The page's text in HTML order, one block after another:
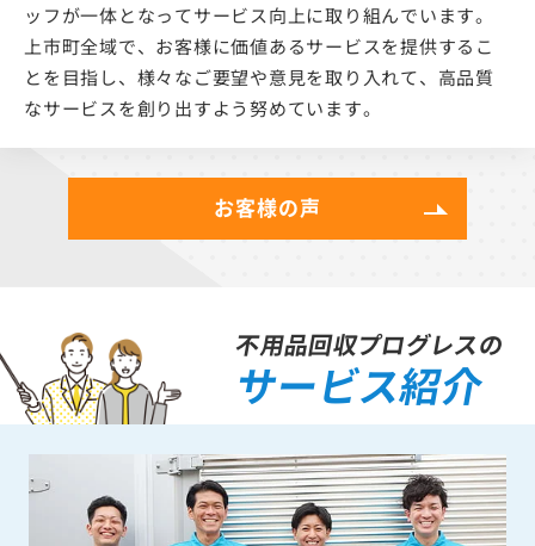
ッフが一体となってサービス向上に取り組んでいます。
上市町全域で、お客様に価値あるサービスを提供するこ
とを目指し、様々なご要望や意見を取り入れて、高品質
なサービスを創り出すよう努めています。
お客様の声
不用品回収プログレスの
サービス紹介